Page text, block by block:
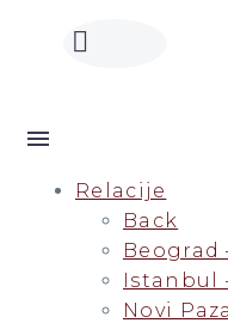
Relacije
Back
Istanbul
Novi